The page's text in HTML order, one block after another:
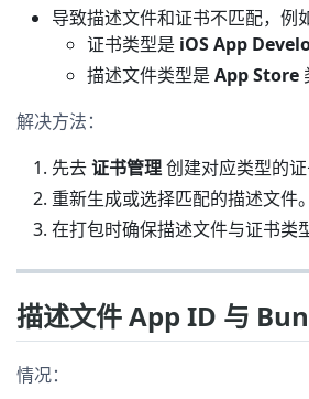
导致描述文件和证书不匹配，例如
证书类型是 iOS App
描述文件类型是 App Store
解决方法：
先去证书管理创建对应类型的证
重新生成或选择匹配的描述文件。
在打包时确保描述文件与证书类
描述文件 App ID 与
情况：